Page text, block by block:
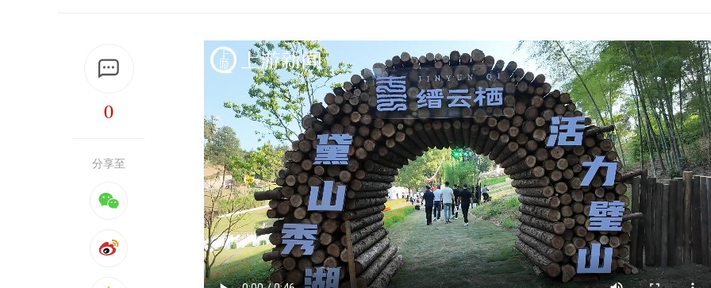
0
分享至